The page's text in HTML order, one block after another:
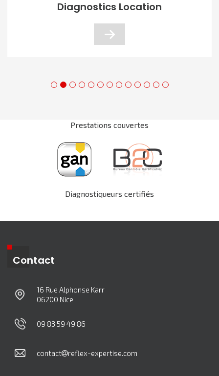
Diagnostics Location
Prestations couvertes
Diagnostiqueurs certifiés
Contact
16 Rue Alphonse Karr
06200 Nice
09 83 59 49 86
contact reflex-expertise.com